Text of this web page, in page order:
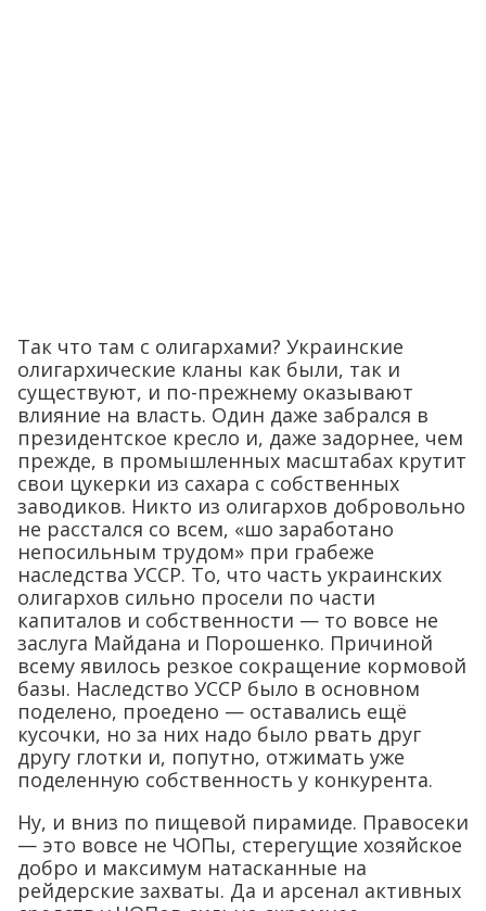
Так что там с олигархами? Украинские
олигархические кланы как были, так и
существуют, и по-прежнему оказывают
влияние на власть. Один даже забрался в
президентское кресло и, даже задорнее, чем
прежде, в промышленных масштабах крутит
свои цукерки из сахара с собственных
заводиков. Никто из олигархов добровольно
не расстался со всем, «шо заработано
непосильным трудом» при грабеже
наследства УССР. То, что часть украинских
олигархов сильно просели по части
капиталов и собственности — то вовсе не
заслуга Майдана и Порошенко. Причиной
всему явилось резкое сокращение кормовой
базы. Наследство УССР было в основном
поделено, проедено — оставались ещё
кусочки, но за них надо было рвать друг
другу глотки и, попутно, отжимать уже
поделенную собственность у конкурента.
Ну, и вниз по пищевой пирамиде. Правосеки
— это вовсе не ЧОПы, стерегущие хозяйское
добро и максимум натасканные на
рейдерские захваты. Да и арсенал активных